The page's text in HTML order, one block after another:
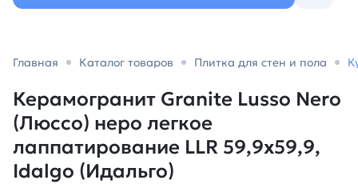
Главная Каталог товаров Плитка для стен и пола
Керамогранит Granite Lusso Nero
(Люссо) неро легкое
лаппатирование LLR 59,9х59,9,
Idalgo (Идальго)